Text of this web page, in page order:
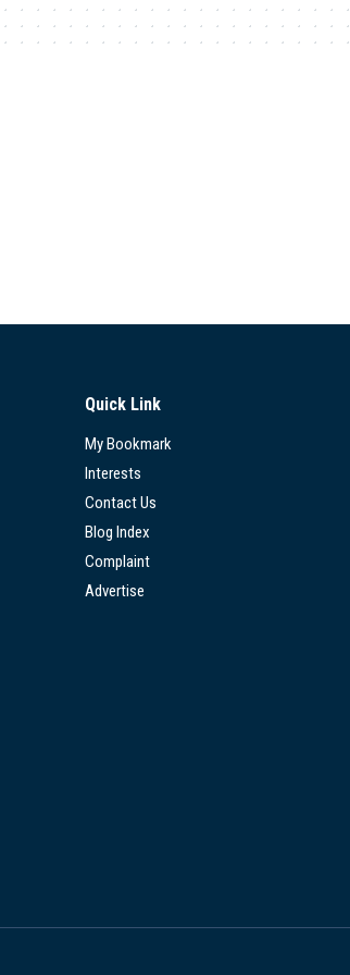
Quick Link
My Bookmark
Interests
Contact Us
Blog Index
Complaint
Advertise